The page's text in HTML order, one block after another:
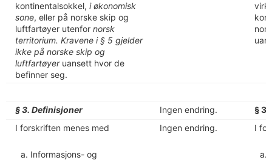
kontinentalsokkel, i økonomisk
sone, eller på norske skip og
luftfartøyer utenfor norsk
territorium. Kravene i § 5 gjelder
ikke på norske skip og
luftfartøyeruansett hvor de
befinner seg.
§ 3. Definisjoner Ingen endring.
§ 3.
I forskriften menes med
Informasjons- og
Ingen endring. I